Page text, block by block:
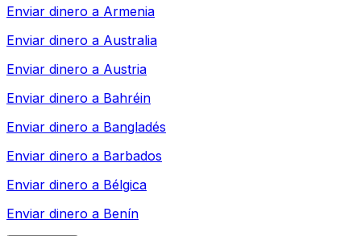
Enviar dinero a Armenia
Enviar dinero a Australia
Enviar dinero a Austria
Enviar dinero a Bahréin
Enviar dinero a Bangladés
Enviar dinero a Barbados
Enviar dinero a Bélgica
Enviar dinero a Benín